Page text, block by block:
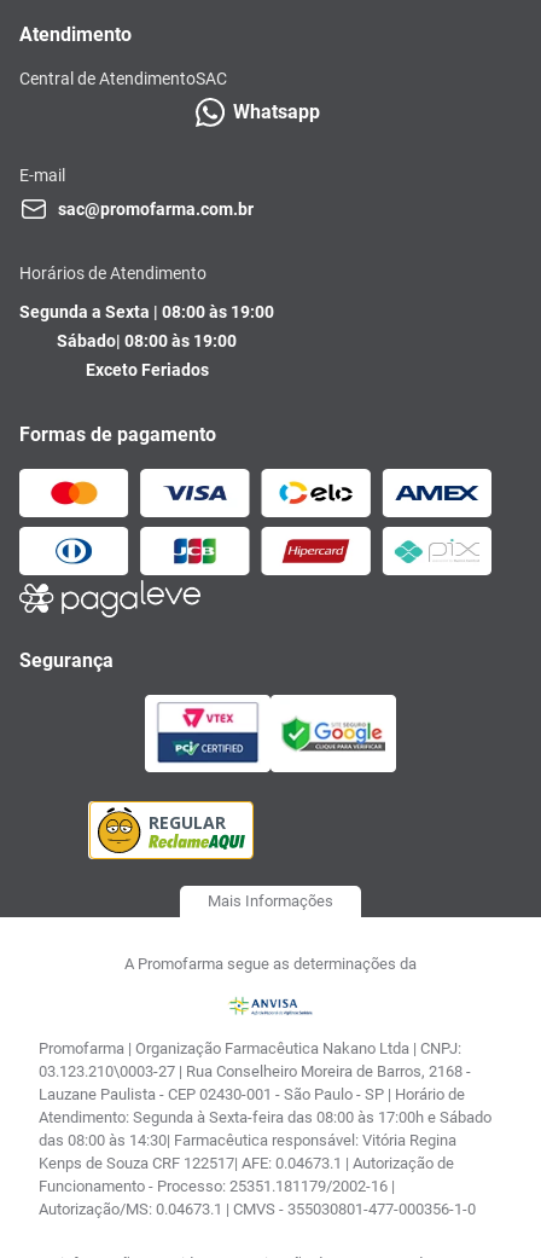
Atendimento
Central de AtendimentoSAC
Whatsapp
E-mail
sac@promofarma.com.br
Horários de Atendimento
Segunda a Sexta | 08:00 às 19:00
Sábado| 08:00 às 19:00
Exceto Feriados
Formas de pagamento
Segurança
Mais Informações
A Promofarma segue as determinações da
Promofarma | Organização Farmacêutica Nakano Ltda | CNPJ:
03.123.210\0003-27 | Rua Conselheiro Moreira de Barros, 2168 -
Lauzane Paulista - CEP 02430-001 - São Paulo - SP | Horário de
Atendimento: Segunda à Sexta-feira das 08:00 às 17:00h e Sábado
das 08:00 às 14:30| Farmacêutica responsável: Vitória Regina
Kenps de Souza CRF 122517| AFE: 0.04673.1 | Autorização de
Funcionamento - Processo: 25351.181179/2002-16 |
Autorização/MS: 0.04673.1 | CMVS - 355030801-477-000356-1-0